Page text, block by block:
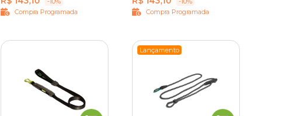
Compra Programada
Compra Programada
Lançamento